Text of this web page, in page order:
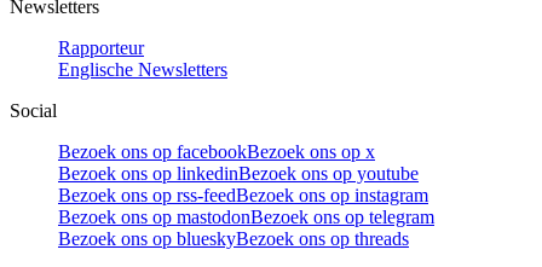
Newsletters
Rapporteur
Englische Newsletters
Social
Bezoek ons op facebookBezoek ons op x
Bezoek ons op linkedinBezoek ons op youtube
Bezoek ons op rss-feedBezoek ons op instagram
Bezoek ons op mastodonBezoek ons op telegram
Bezoek ons op blueskyBezoek ons op threads